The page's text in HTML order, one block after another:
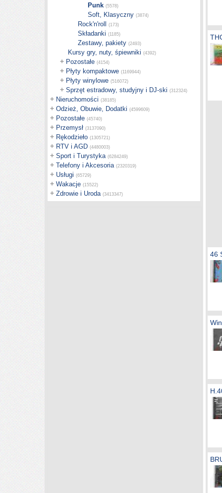
Punk (5578)
Soft, Klasyczny (3874)
Rock'n'roll (173)
Składanki (1185)
Zestawy, pakiety (2493)
Kursy gry, nuty, śpiewniki (4392)
+ Pozostałe (4154)
+ Płyty kompaktowe (1169944)
+ Płyty winylowe (516072)
+ Sprzęt estradowy, studyjny i DJ-ski (312324)
+ Nieruchomości (38185)
+ Odzież, Obuwie, Dodatki (4599609)
+ Pozostałe (45740)
+ Przemysł (3137090)
+ Rękodzieło (1305721)
+ RTV i AGD (4480003)
+ Sport i Turystyka (6284249)
+ Telefony i Akcesoria (2320319)
+ Usługi (65729)
+ Wakacje (15522)
+ Zdrowie i Uroda (3413347)
46